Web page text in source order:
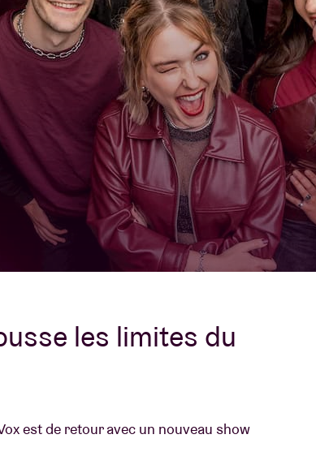
ABtv
Chèque-
À propos de
Contact
les limites du
est de retour avec un nouveau show